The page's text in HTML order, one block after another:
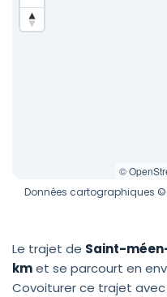
©
Données cartographiques ©
Le trajet de Saint-
kmet se parcourt en
Covoiturer ce trajet